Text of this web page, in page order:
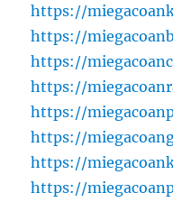
https://
https://
https://
https://
https://
https://
https://
https://